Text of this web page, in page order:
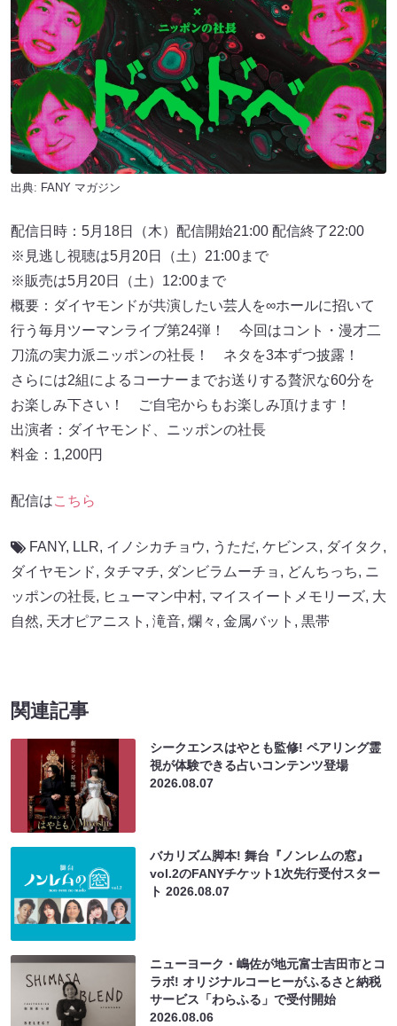
出典: FANY マガジン
配信日時：5月18日（⽊）配信開始21:00 配信終了22:00
※⾒逃し視聴は5月20日（⼟）21:00まで
※販売は5月20日（⼟）12:00まで
概要：ダイヤモンドが共演したい芸⼈を∞ホールに招いて
⾏う毎⽉ツーマンライブ第24弾！ 今回はコント・漫才⼆
⼑流の実⼒派ニッポンの社⻑！ ネタを3本ずつ披露！
さらには2組によるコーナーまでお送りする贅沢な60分を
お楽しみ下さい！ ご⾃宅からもお楽しみ頂けます！
出演者：ダイヤモンド、ニッポンの社⻑
料金：1,200円
配信はこちら
FANY, LLR, イノシカチョウ, うただ, ケビンス, ダイタク ,
ダイヤモンド, タチマチ, ダンビラムーチョ , どんちっち, ニ
ッポンの社長, ヒューマン中村, マイスイートメモリーズ, 大
自然, 天才ピアニスト , 滝音, 爛々 , 金属バット , 黒帯
関連記事
シークエンスはやとも監修! ペアリング霊
視が体験できる占いコンテンツ登場
2026.08.07
バカリズム脚本! 舞台『ノンレムの窓』
vol.2のFANYチケット1次先行受付スター
ト2026.08.07
ニューヨーク・嶋佐が地元富士吉田市とコ
ラボ! オリジナルコーヒーがふるさと納税
サービス「わらふる」で受付開始
2026.08.06